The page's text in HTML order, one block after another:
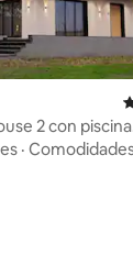
5, 9 reseñas
2 con piscina
·